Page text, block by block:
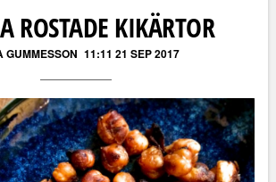
ROSTADE KIKÄRTOR
GUMMESSON 11:11 21 SEP 2017